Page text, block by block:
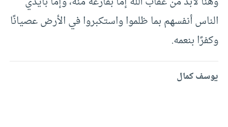
الناس أنفسهم بما ظلموا واستكبروا في الأرض عصيانًا
وكفرًا بنعمه.
يوسف كمال